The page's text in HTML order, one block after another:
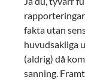
fakta utan
huvudsakliga
(aldrig) då
sanning.